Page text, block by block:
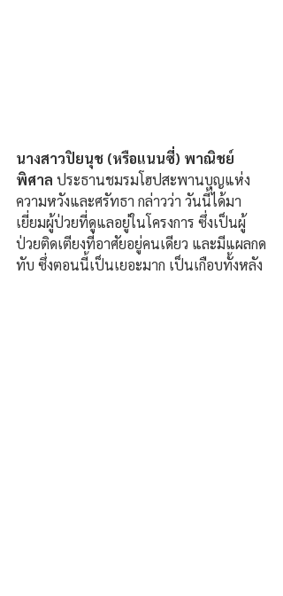
นางสาวปิยนุช (หรือแนนซี่) พาณิชย์
พิศาล ประธานชมรมโฮปสะพานบุญแห่ง
ความหวังและศรัทธา กล่าวว่า วันนี้ได้มา
เยี่ยมผู้ป่วยที่ดูแลอยู่ในโครงการ ซึ่งเป็นผู้
ป่วยติดเตียงที่อาศัยอยู่คนเดียว และมีแผลกด
ทับ ซึ่งตอนนี้เป็นเยอะมาก เป็นเกือบทั้งหลัง